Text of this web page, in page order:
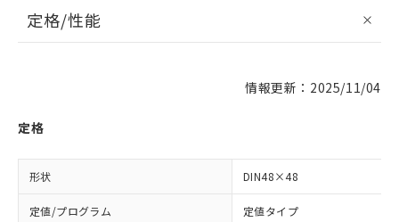
定格/性能
情報更新：2025/11/04
定格
形状 DIN48×48
定値/プログラム 定値タイプ